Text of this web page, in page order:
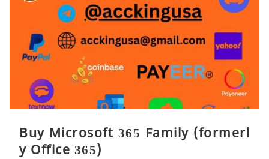
Buy Microsoft 365 Family (formerl
y Office 365)